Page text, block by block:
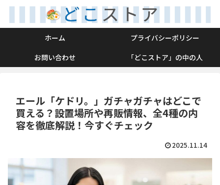
ホーム
プライバシーポリシー
お問い合わせ
「どこストア」の中の人
エール「ケドリ。」ガチャガチャはどこで
買える？設置場所や再販情報、全4種の内
容を徹底解説！今すぐチェック
2025.11.14